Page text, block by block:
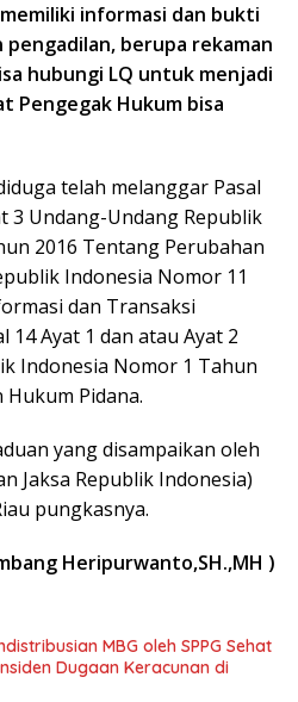
informasi dan bukti
pengadilan, berupa rekaman
hubungi LQ untuk menjadi
Pengegak Hukum bisa
telah melanggar Pasal
3 Undang-Undang Republik
2016 Tentang Perubahan
Indonesia Nomor 11
dan Transaksi
14 Ayat 1 dan atau Ayat 2
Indonesia Nomor 1 Tahun
Pidana.
yang disampaikan oleh
Jaksa Republik Indonesia)
pungkasnya.
Heripurwanto,SH.,MH )
MBG oleh SPPG Sehat
Dugaan Keracunan di